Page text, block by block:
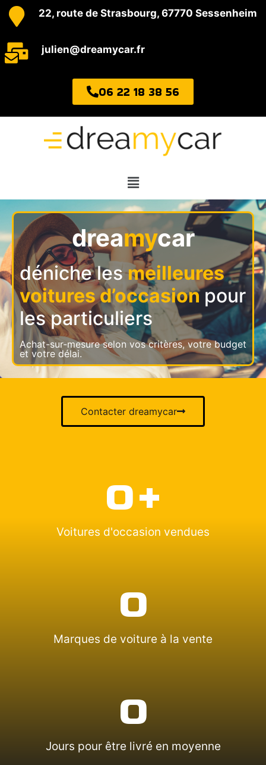
22, route de Strasbourg, 67770 Sessenheim
julien@dreamycar.fr
06 22 18 38 56
dreamycar
déniche lesmeilleures
voitures d’occasionpour
les particuliers
Achat-sur-mesure selon vos critères, votre budget
et votre délai.
Contacter dreamycar
Voitures d'occasion vendues
0+
Marques de voiture à la vente
0
Jours pour être livré en moyenne
0